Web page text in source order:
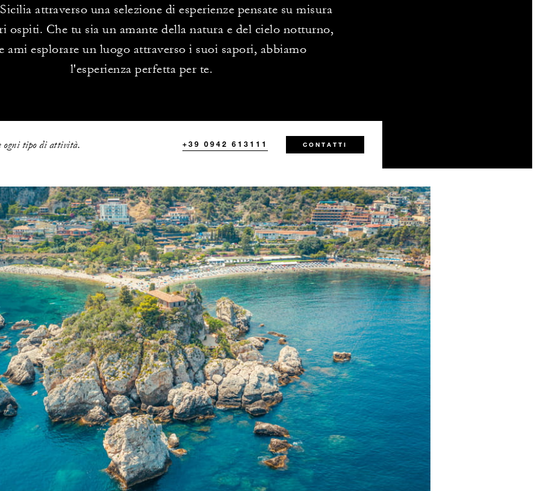
attraverso una selezione di esperienze pensate su misura
ospiti. Che tu sia un amante della natura e del cielo notturno,
ami esplorare un luogo attraverso i suoi sapori, abbiamo
l'esperienza perfetta per te.
ogni tipo di attività. +39 0942 613111 CONTATTI